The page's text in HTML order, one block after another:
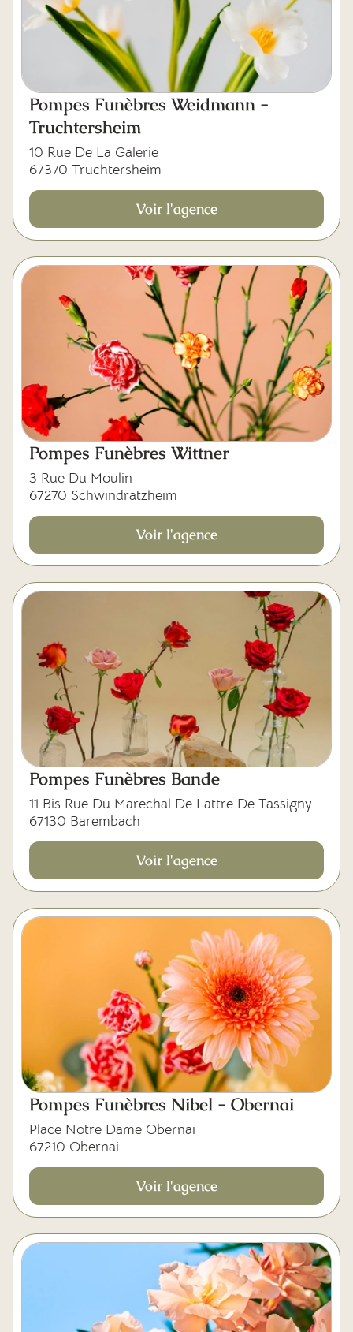
Pompes Funèbres Weidmann -
Truchtersheim
10 Rue De La Galerie
67370 Truchtersheim
Voir l'agence
Pompes Funèbres Wittner
3 Rue Du Moulin
67270 Schwindratzheim
Voir l'agence
Pompes Funèbres Bande
11 Bis Rue Du Marechal De Lattre De Tassigny
67130 Barembach
Voir l'agence
Pompes Funèbres Nibel - Obernai
Place Notre Dame Obernai
67210 Obernai
Voir l'agence